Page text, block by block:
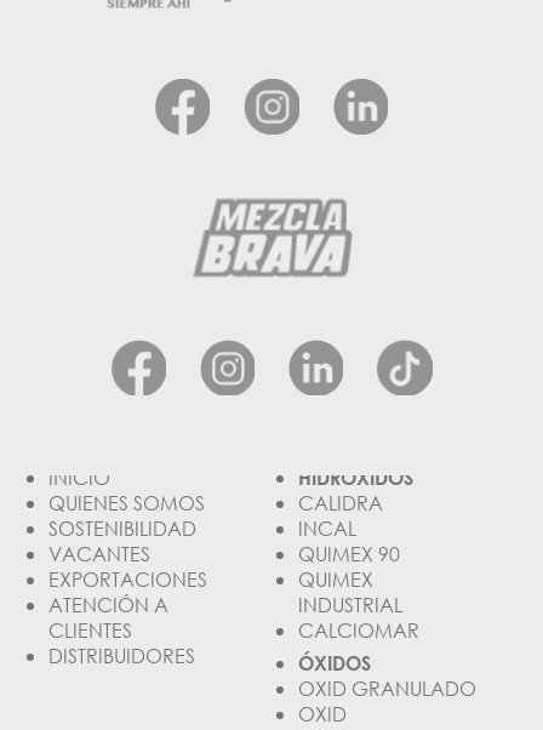
INICIO
QUIENES SOMOS
SOSTENIBILIDAD
VACANTES
EXPORTACIONES
ATENCIÓN A
CLIENTES
DISTRIBUIDORES
HIDRÓXIDOS
CALIDRA
INCAL
QUIMEX 90
QUIMEX
INDUSTRIAL
CALCIOMAR
ÓXIDOS
OXID GRANULADO
OXID